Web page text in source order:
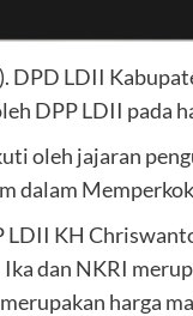
DPD LDII
DPP LDII pada
oleh jajaran
dalam
LDII KH
dan NKRI
harga